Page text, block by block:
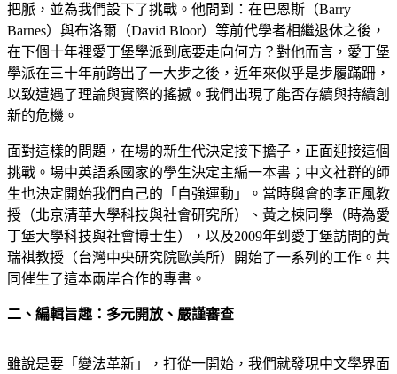
把脈，並為我們設下了挑戰。他問到：在巴恩斯（Barry
Barnes）與布洛爾（David Bloor）等前代學者相繼退休之後，
在下個十年裡愛丁堡學派到底要走向何方？對他而言，愛丁堡
學派在三十年前跨出了一大步之後，近年來似乎是步履蹣跚，
以致遭遇了理論與實際的搖撼。我們出現了能否存續與持續創
新的危機。
面對這樣的問題，在場的新生代決定接下擔子，正面迎接這個
挑戰。場中英語系國家的學生決定主編一本書；中文社群的師
生也決定開始我們自己的「自強運動」。當時與會的李正風教
授（北京清華大學科技與社會研究所）、黃之棟同學（時為愛
丁堡大學科技與社會博士生），以及2009年到愛丁堡訪問的黃
瑞祺教授（台灣中央研究院歐美所）開始了一系列的工作。共
同催生了這本兩岸合作的專書。
二、編輯旨趣：多元開放、嚴謹審查
雖說是要「變法革新」，打從一開始，我們就發現中文學界面